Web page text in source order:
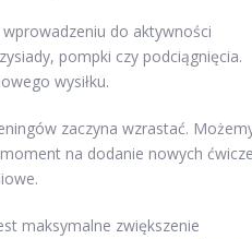
do aktywności
pompki czy podciągnięcia.
wysiłku.
zaczyna wzrastać.
na dodanie nowych
maksymalne zwiększenie